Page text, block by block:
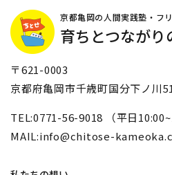
京都亀岡の人間実践塾・フ
育ちとつながり
〒621-0003
京都府亀岡市千歳町国分下ノ川
TEL:0771-56-9018 （平日
MAIL:info@chitose-